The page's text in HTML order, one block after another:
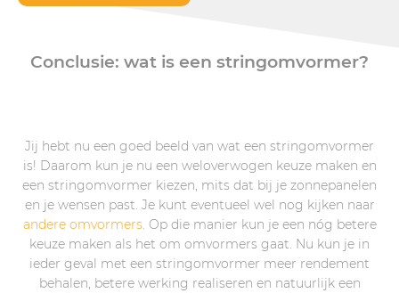
Conclusie: wat is een stringomvormer?
Jij hebt nu een goed beeld van wat een stringomvormer
is! Daarom kun je nu een weloverwogen keuze maken en
een stringomvormer kiezen, mits dat bij je zonnepanelen
en je wensen past. Je kunt eventueel wel nog kijken naar
andere omvormers. Op die manier kun je een nóg betere
keuze maken als het om omvormers gaat. Nu kun je in
ieder geval met een stringomvormer meer rendement
behalen, betere werking realiseren en natuurlijk een